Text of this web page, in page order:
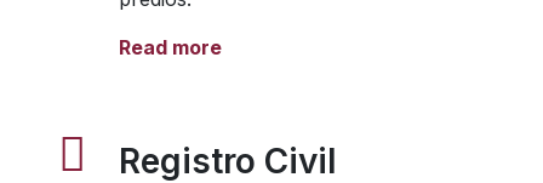
Read more
Registro Civil